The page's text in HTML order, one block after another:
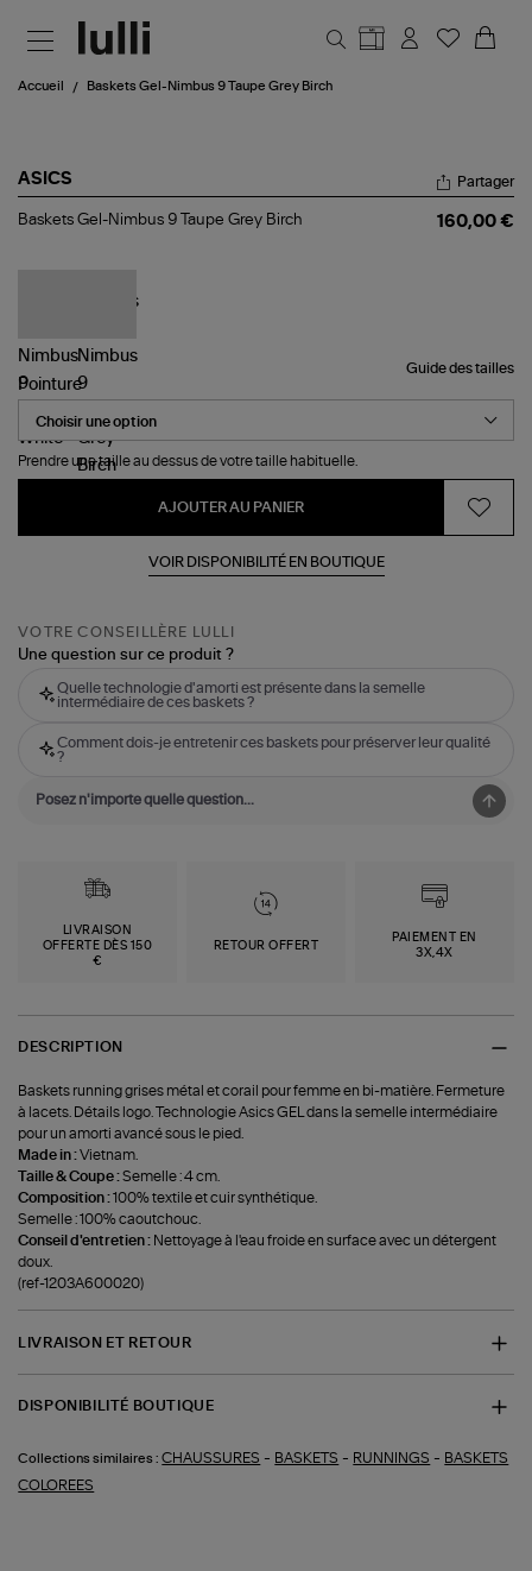
Accueil Baskets Gel-Nimbus 9 Taupe Grey Birch
ASICS
Baskets
Partager
Baskets Gel-Nimbus 9 Taupe Grey Birch 160,00 €
Guide des tailles
Pointure
Prendre une taille au dessus de votre taille habituelle.
AJOUTER AU PANIER
VOIR DISPONIBILITÉ EN BOUTIQUE
VOTRE CONSEILLÈRE LULLI
Une question sur ce produit ?
Quelle technologie d'amorti est présente dans la semelle
intermédiaire de ces baskets ?
Comment dois-je entretenir ces baskets pour préserver leur qualité
?
LIVRAISON
OFFERTE DÈS 150
€
RETOUR OFFERT
PAIEMENT EN
3X,4X
DESCRIPTION
Baskets running grises métal et corail pour femme en bi-matière. Fermeture
à lacets. Détails logo. Technologie Asics GEL dans la semelle intermédiaire
pour un amorti avancé sous le pied.
Made in :Vietnam.
Taille & Coupe :Semelle : 4 cm.
Composition :100% textile et cuir synthétique.
Semelle : 100% caoutchouc.
Conseil d'entretien : Nettoyage à l'eau froide en surface avec un détergent
doux.
(ref-1203A600020)
LIVRAISON ET RETOUR
DISPONIBILITÉ BOUTIQUE
Collections similaires : CHAUSSURES - BASKETS - RUNNINGS - BASKETS
COLOREES